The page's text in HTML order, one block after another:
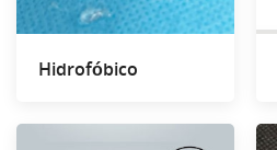
Hidrofóbico